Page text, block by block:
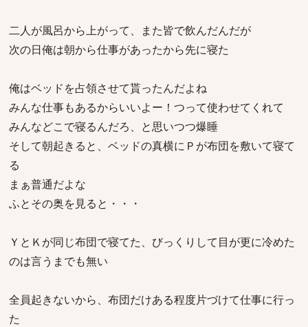
二人が風呂から上がって、また皆で飲んだんだが
次の日俺は朝から仕事があったから先に寝た
俺はベッドを占領させて貰ったんだよね
みんな仕事もあるからいいよー！つって使わせてくれて
みんなどこで寝るんだろ、と思いつつ爆睡
そして朝起きると、ベッドの真横にＰが布団を敷いて寝て
る
まぁ普通だよな
ふとその奥を見ると・・・
ＹとＫが同じ布団で寝てた、びっくりして目が更に冷めた
のは言うまでも無い
全員起きないから、布団だけある程度片づけて仕事に行っ
た